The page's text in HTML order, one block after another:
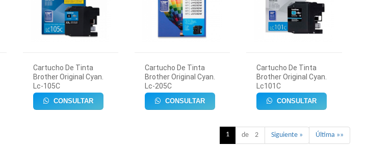
Cartucho De Tinta
Brother Original Cyan.
Lc-105C
CONSULTAR
Cartucho De Tinta
Brother Original Cyan.
Lc-205C
CONSULTAR
Cartucho De Tinta
Brother Original Cyan.
Lc101C
CONSULTAR
1 de 2 Siguiente » Última »»